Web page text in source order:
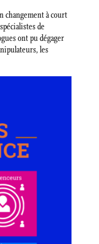
changement à court
de
ont pu dégager
les